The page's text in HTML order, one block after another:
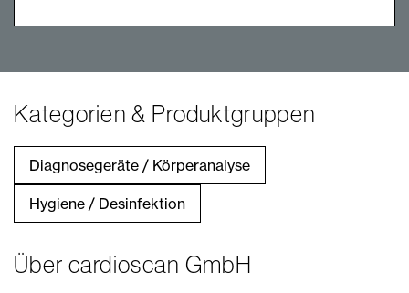
Kategorien & Produktgruppen
Diagnosegeräte / Körperanalyse
Hygiene / Desinfektion
Über cardioscan GmbH